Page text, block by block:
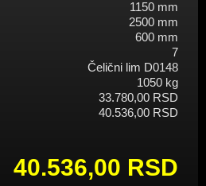
1150 mm
2500 mm
600 mm
7
Čelični lim D0148
1050 kg
33.780,00 RSD
40.536,00 RSD
40.536,00 RSD